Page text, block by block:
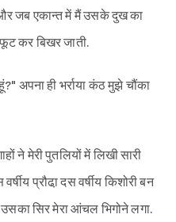
और जब एकान्त में मैं उसके दुख का
कर बिखर जाती.
अपना ही भर्राया कंठ मुझे चौंका
ने मेरी पुतलियों में लिखी सारी
प्रौढा़ दस वर्षीय किशोरी बन
सिर मेरा आंचल भिगोने लगा.